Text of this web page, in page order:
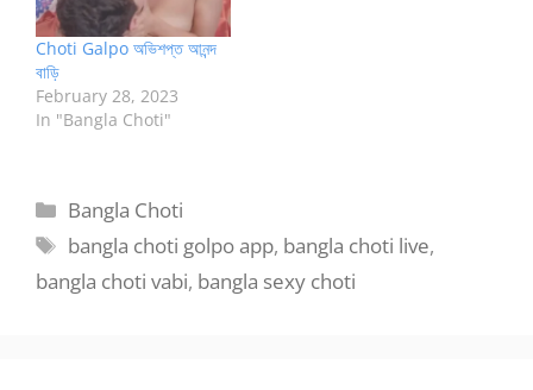
Choti Galpo অভিশপ্ত আনন্দ
বাড়ি
February 28, 2023
In "Bangla Choti"
Categories
Bangla Choti
Tags
bangla choti golpo app, bangla choti live,
bangla choti vabi, bangla sexy choti